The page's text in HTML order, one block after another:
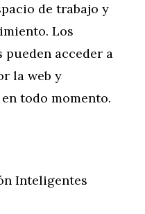
de trabajo y
Los
pueden acceder a
la web y
todo momento.
Inteligentes